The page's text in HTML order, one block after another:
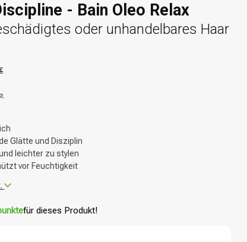
- Bain Oleo Relax
oder unhandelbares Haar
Glätte und Disziplin
leichter zu stylen
vor Feuchtigkeit
für dieses Produkt!